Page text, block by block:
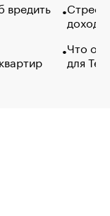
вредить
Что
для